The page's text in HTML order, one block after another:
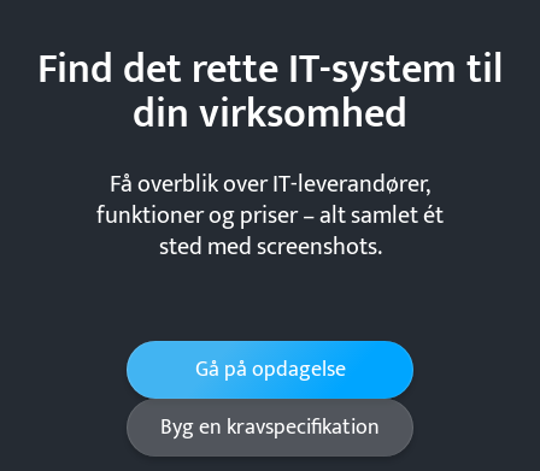
Find det rette IT-system til
dinvirksomhed
Få overblik over IT-leverandører,
funktioner og priser – alt samlet ét
sted med screenshots.
Gå på opdagelse
Byg en kravspecifikation